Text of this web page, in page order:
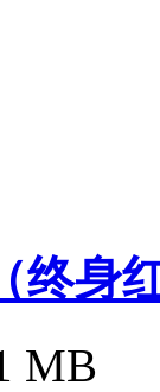
终身
MB